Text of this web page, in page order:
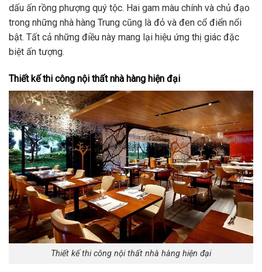
dấu ấn rồng phượng quý tộc. Hai gam màu chính và chủ đạo
trong những nhà hàng Trung cũng là đỏ và đen cổ điển nổi
bật. Tất cả những điều này mang lại hiệu ứng thị giác đặc
biệt ấn tượng.
Thiết kế thi công nội thất nhà hàng hiện đại
Thiết kế thi công nội thất nhà hàng hiện đại